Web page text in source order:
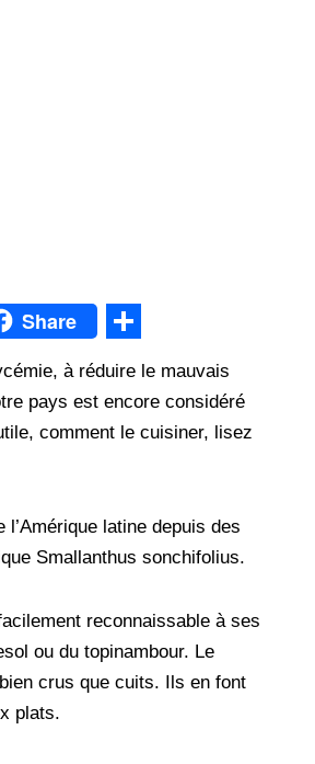
Share
S
h
a
à réduire le mauvais
pays est encore considéré
comment le cuisiner, lisez
latine depuis des
Smallanthus sonchifolius.
reconnaissable à ses
ou du topinambour. Le
crus que cuits. Ils en font
plats.